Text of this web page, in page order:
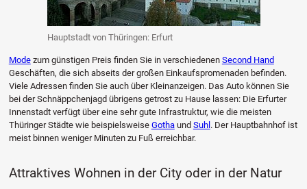
Hauptstadt von Thüringen: Erfurt
Modezum günstigen Preis finden Sie in verschiedenen Second Hand
Geschäften, die sich abseits der großen Einkaufspromenaden befinden.
Viele Adressen finden Sie auch über Kleinanzeigen. Das Auto können Sie
bei der Schnäppchenjagd übrigens getrost zu Hause lassen: Die Erfurter
Innenstadt verfügt über eine sehr gute Infrastruktur, wie die meisten
Thüringer Städte wie beispielsweise Gothaund Suhl. Der Hauptbahnhof ist
meist binnen weniger Minuten zu Fuß erreichbar.
Attraktives Wohnen in der City oder in der Natur